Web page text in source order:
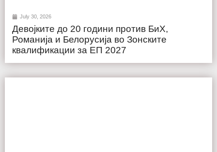
July 30, 2026
Девојките до 20 години против БиХ,
Романија и Белорусија во Зонските
квалификации за ЕП 2027